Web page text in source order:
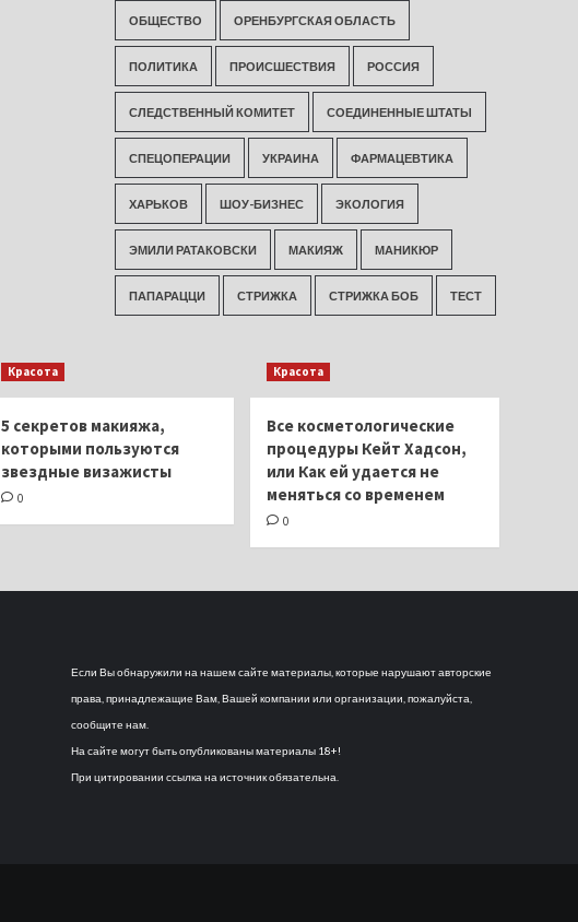
ОБЩЕСТВО ОРЕНБУРГСКАЯ ОБЛАСТЬ
ПОЛИТИКА ПРОИСШЕСТВИЯ РОССИЯ
СЛЕДСТВЕННЫЙ КОМИТЕТ СОЕДИНЕННЫЕ ШТАТЫ
СПЕЦОПЕРАЦИИ УКРАИНА ФАРМАЦЕВТИКА
ХАРЬКОВ ШОУ-БИЗНЕС ЭКОЛОГИЯ
ЭМИЛИ РАТАКОВСКИ МАКИЯЖ МАНИКЮР
ПАПАРАЦЦИ СТРИЖКА СТРИЖКА БОБ ТЕСТ
Красота
5 секретов макияжа,
которыми пользуются
звездные визажисты
0
Красота
Все косметологические
процедуры Кейт Хадсон,
или Как ей удается не
меняться со временем
0
Если Вы обнаружили на нашем сайте материалы, которые нарушают авторские
права, принадлежащие Вам, Вашей компании или организации, пожалуйста,
сообщите нам.
На сайте могут быть опубликованы материалы 18+!
При цитировании ссылка на источник обязательна.